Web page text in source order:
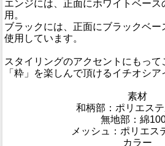
エンジには、正面にホワイトベー
用。
ブラックには、正面にブラックベ
使用しています。
スタイリングのアクセントにもって
「粋」を楽しんで頂けるイチオシア
素材
和柄部：ポリエス
無地部：綿
メッシュ：ポリエス
カラー